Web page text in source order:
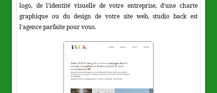
logo, de l'identité visuelle de votre entreprise, d'une charte
graphique ou du design de votre site web, studio back est
l'agence parfaite pour vous.